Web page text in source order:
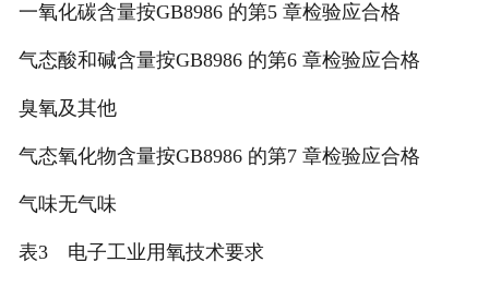
一氧化碳含量按GB8986 的第5 章检验应合格
气态酸和碱含量按GB8986 的第6 章检验应合格
臭氧及其他
气态氧化物含量按GB8986 的第7 章检验应合格
气味无气味
表3 电子工业用氧技术要求